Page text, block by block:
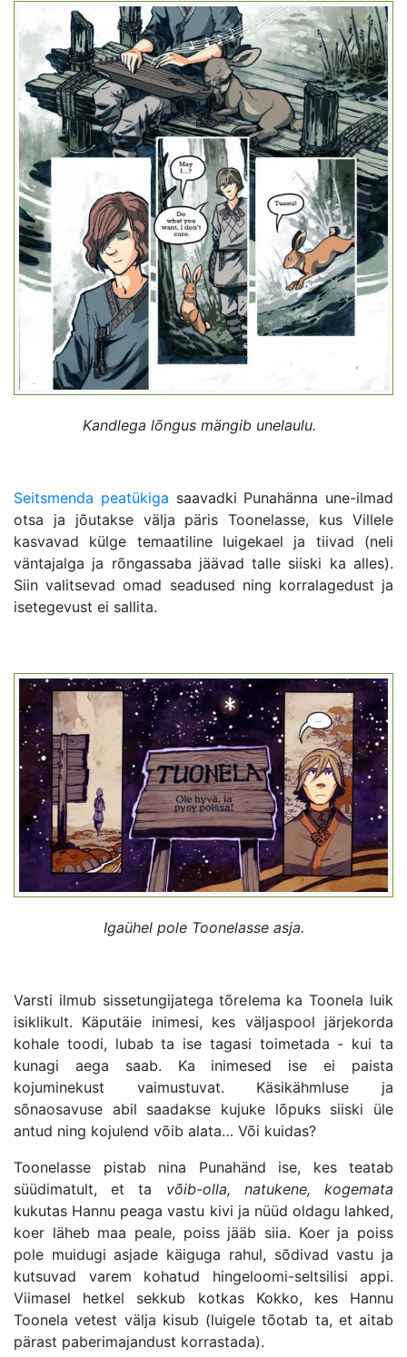
Kandlega lõngus mängib unelaulu.
Seitsmenda peatükiga saavadki Punahänna une-ilmad
otsa ja jõutakse välja päris Toonelasse, kus Villele
kasvavad külge temaatiline luigekael ja tiivad (neli
väntajalga ja rõngassaba jäävad talle siiski ka alles).
Siin valitsevad omad seadused ning korralagedust ja
isetegevust ei sallita.
Igaühel pole Toonelasse asja.
Varsti ilmub sissetungijatega tõrelema ka Toonela luik
isiklikult. Käputäie inimesi, kes väljaspool järjekorda
kohale toodi, lubab ta ise tagasi toimetada - kui ta
kunagi aega saab. Ka inimesed ise ei paista
kojuminekust vaimustuvat. Käsikähmluse ja
sõnaosavuse abil saadakse kujuke lõpuks siiski üle
antud ning kojulend võib alata… Või kuidas?
Toonelasse pistab nina Punahänd ise, kes teatab
süüdimatult, et ta võib-olla, natukene, kogemata
kukutas Hannu peaga vastu kivi ja nüüd oldagu lahked,
koer läheb maa peale, poiss jääb siia. Koer ja poiss
pole muidugi asjade käiguga rahul, sõdivad vastu ja
kutsuvad varem kohatud hingeloomi-seltsilisi appi.
Viimasel hetkel sekkub kotkas Kokko, kes Hannu
Toonela vetest välja kisub (luigele tõotab ta, et aitab
pärast paberimajandust korrastada).